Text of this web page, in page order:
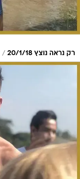
רק נראה נוצץ 20/1/18 /